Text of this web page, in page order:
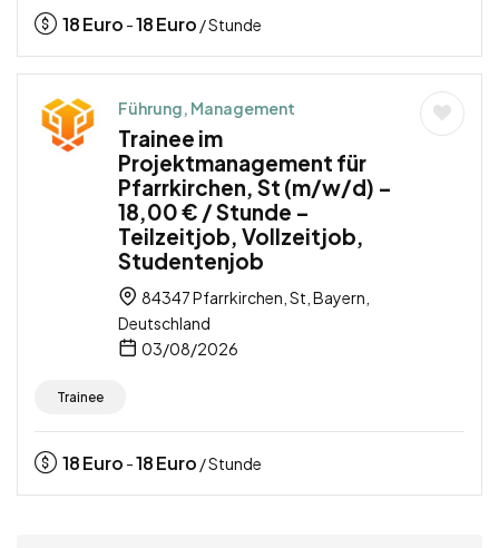
18Euro -18Euro / Stunde
Führung, Management
Trainee im
Projektmanagement für
Pfarrkirchen, St (m/w/d) –
18,00 € / Stunde –
Teilzeitjob, Vollzeitjob,
Studentenjob
84347 Pfarrkirchen, St, Bayern,
Deutschland
03/08/2026
Trainee
18Euro -18Euro / Stunde